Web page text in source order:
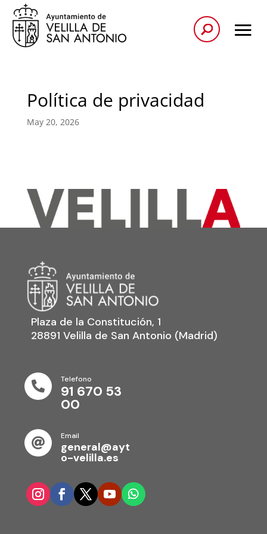
Política de privacidad
May 20, 2026
Plaza de la Constitución, 1
28891 Velilla de San Antonio (Madrid)

Telefono
91 670 53
00

Email
general@ayt
o-velilla.es